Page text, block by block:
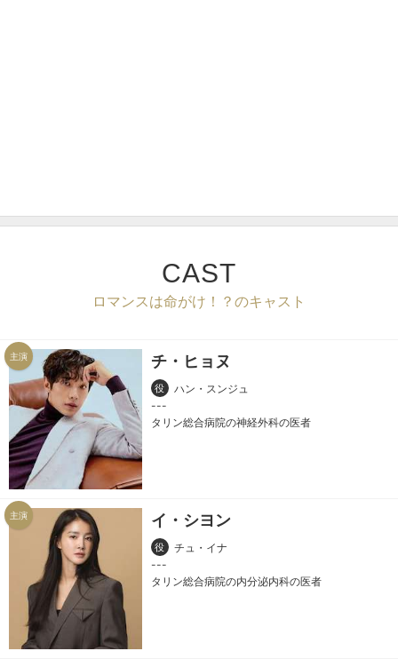
CAST
ロマンスは命がけ！？のキャスト
主演 チ・ヒョヌ
役 ハン・スンジュ
タリン総合病院の神経外科の医者
主演 イ・シヨン
役 チュ・イナ
タリン総合病院の内分泌内科の医者